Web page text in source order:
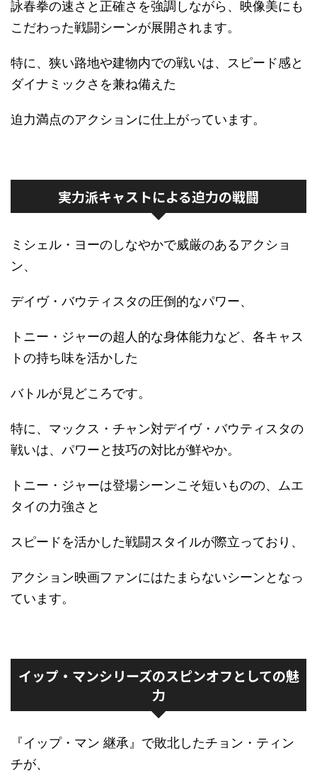
詠春拳の速さと正確さを強調しながら、映像美にも
こだわった戦闘シーンが展開されます。
特に、狭い路地や建物内での戦いは、スピード感と
ダイナミックさを兼ね備えた
迫力満点のアクションに仕上がっています。
実力派キャストによる迫力の戦闘
ミシェル・ヨーのしなやかで威厳のあるアクショ
ン、
デイヴ・バウティスタの圧倒的なパワー、
トニー・ジャーの超人的な身体能力など、各キャス
トの持ち味を活かした
バトルが見どころです。
特に、マックス・チャン対デイヴ・バウティスタの
戦いは、パワーと技巧の対比が鮮やか。
トニー・ジャーは登場シーンこそ短いものの、ムエ
タイの力強さと
スピードを活かした戦闘スタイルが際立っており、
アクション映画ファンにはたまらないシーンとなっ
ています。
イップ・マンシリーズのスピンオフとしての魅
力
『イップ・マン 継承』で敗北したチョン・ティン
チが、